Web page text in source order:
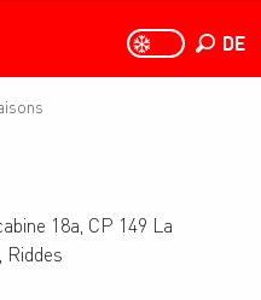
PAGE D’ACCUEIL
PAGE
DE
18a, CP 149 La
Riddes